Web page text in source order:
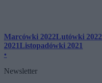
Marcówki 2022Lutówki 2022
2021Listopadówki 2021
•
Newsletter